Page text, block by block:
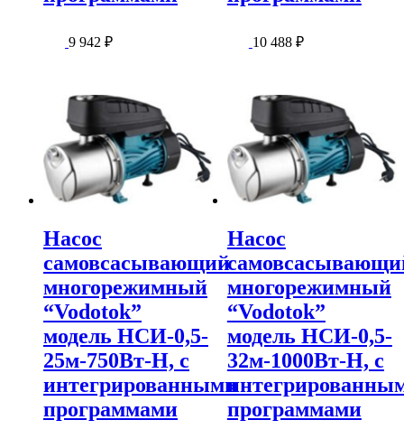
9 942 ₽ 10 488 ₽
Насос
самовсасывающий
многорежимный
“Vodotok”
модель НСИ-0,5-
25м-750Вт-Н, с
интегрированными
программами
Насос
многорежимный
“Vodotok”
модель НСИ-0,5-
32м-1000Вт-Н, с
программами